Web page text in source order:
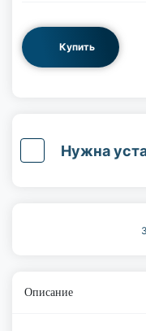
Купить
Нужна
Описание